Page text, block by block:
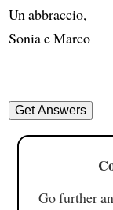
Un abbraccio,
Sonia e Marco
Go further